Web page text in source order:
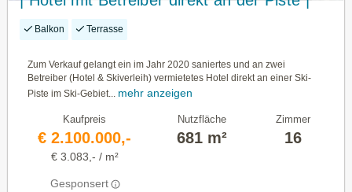
2020 generalsaniert | 16 Gästezimmer
Restaurant mit Sonnenterrasse | Outdoor-
Pool
Balkon Terrasse
Zum Verkauf gelangt ein im Jahr 2020 saniertes und an zwei
Betreiber (Hotel & Skiverleih) vermietetes Hotel direkt an einer Ski-
Piste im Ski-Gebiet... mehr anzeigen
Kaufpreis
€ 2.100.000,-
€ 3.083,- / m²
Gesponsert
Nutzfläche
681 m²
Zimmer
16